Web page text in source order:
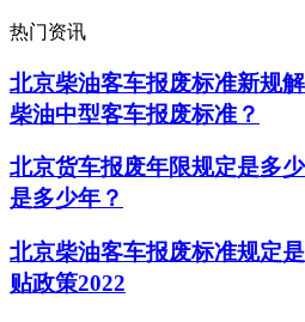
热门资讯
北京柴油客车报废标准新规
柴油中型客车报废标准？
北京货车报废年限规定是多
是多少年？
北京柴油客车报废标准规定
贴政策2022